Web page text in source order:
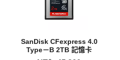
SanDisk CFexpress 4.0
Type－B 2TB 記憶卡